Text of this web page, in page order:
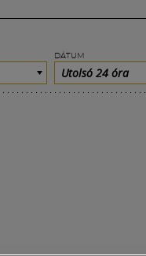
DÁTUM
Utolsó 24 óra